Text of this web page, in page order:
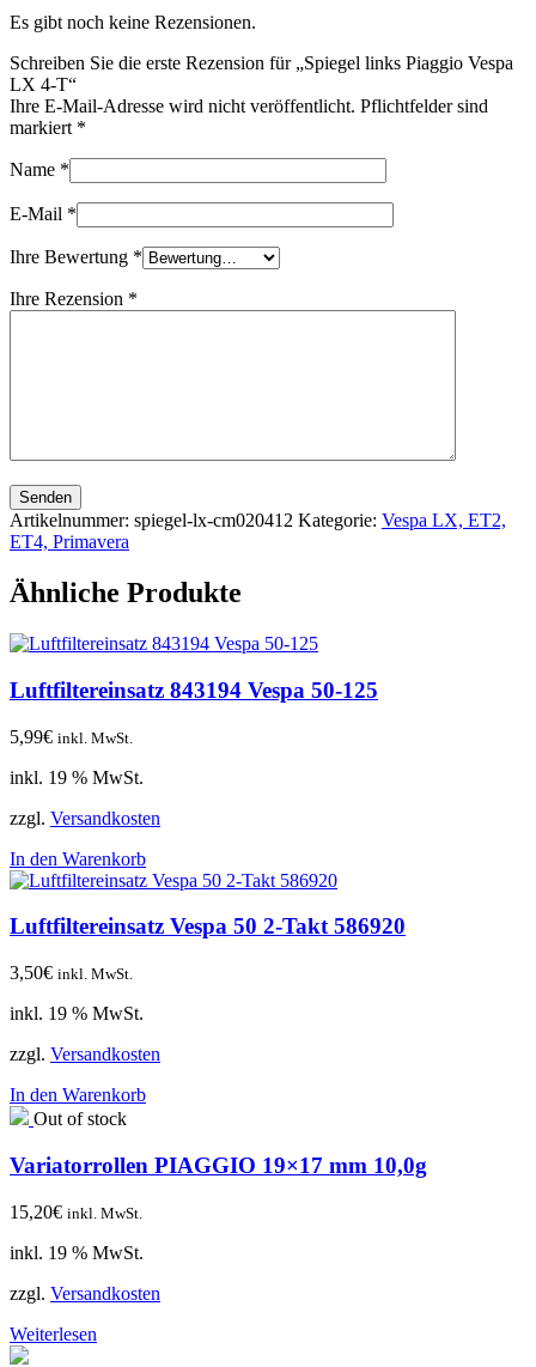
Es gibt noch keine Rezensionen.
Schreiben Sie die erste Rezension für „Spiegel links Piaggio Vespa
LX 4-T“
Ihre E-Mail-Adresse wird nicht veröffentlicht. Pflichtfelder sind
markiert *
Name *
E-Mail *
Ihre Bewertung *
Ihre Rezension *
Senden
Artikelnummer: spiegel-lx-cm020412 Kategorie: Vespa LX, ET2,
ET4, Primavera
Ähnliche Produkte
Luftfiltereinsatz 843194 Vespa 50-125
5,99€ inkl. MwSt.
inkl. 19 % MwSt.
zzgl. Versandkosten
In den Warenkorb
Luftfiltereinsatz Vespa 50 2-Takt 586920
3,50€ inkl. MwSt.
inkl. 19 % MwSt.
zzgl. Versandkosten
In den Warenkorb
Out of stock
Variatorrollen PIAGGIO 19×17 mm 10,0g
15,20€ inkl. MwSt.
inkl. 19 % MwSt.
zzgl. Versandkosten
Weiterlesen